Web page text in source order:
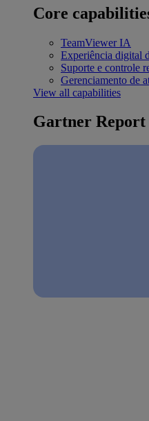
Core
TeamViewer IA
Experiência digital
Suporte e controle
Gerenciamento de
View all capabilities
Gartner Report